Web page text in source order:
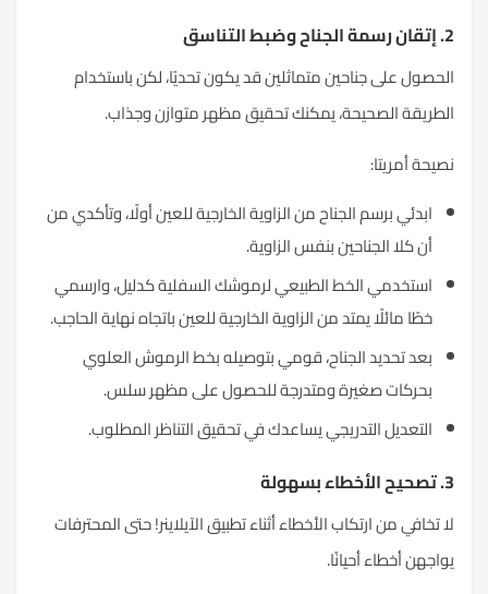
2. إتقان رسمة الجناح وضبط التناسق
الحصول على جناحين متماثلين قد يكون تحديًا، لكن باستخدام
الطريقة الصحيحة، يمكنك تحقيق مظهر متوازن وجذاب.
نصيحة أمريتا:
ابدئي برسم الجناح من الزاوية الخارجية للعين أولًا، وتأكدي من
أن كلا الجناحين بنفس الزاوية.
استخدمي الخط الطبيعي لرموشك السفلية كدليل، وارسمي
خطًا مائلًا يمتد من الزاوية الخارجية للعين باتجاه نهاية الحاجب.
بعد تحديد الجناح، قومي بتوصيله بخط الرموش العلوي
بحركات صغيرة ومتدرجة للحصول على مظهر سلس.
التعديل التدريجي يساعدك في تحقيق التناظر المطلوب.
3. تصحيح الأخطاء بسهولة
لا تخافي من ارتكاب الأخطاء أثناء تطبيق الآيلاينر! حتى المحترفات
يواجهن أخطاء أحيانًا.